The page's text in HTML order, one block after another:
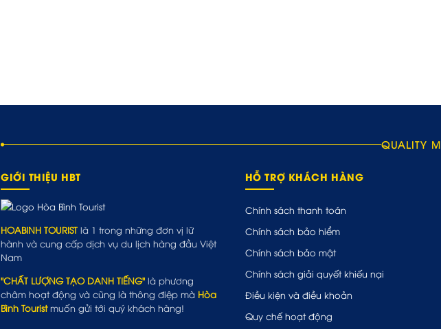
QUALITY
GIỚI THIỆU HBT
HOABINH TOURIST là 1 trong những đơn vị lữ
hành và cung cấp dịch vụ du lịch hàng đầu Việt
Nam
"CHẤT LƯỢNG TẠO DANH TIẾNG" là phương
châm hoạt động và cũng là thông điệp mà Hòa
Bình Touristmuốn gửi tới quý khách hàng!
HỖ TRỢ KHÁCH HÀNG
Chính sách thanh toán
Chính sách bảo hiểm
Chính sách bảo mật
Chính sách giải quyết khiếu nại
Điều kiện và điều khoản
Quy chế hoạt động